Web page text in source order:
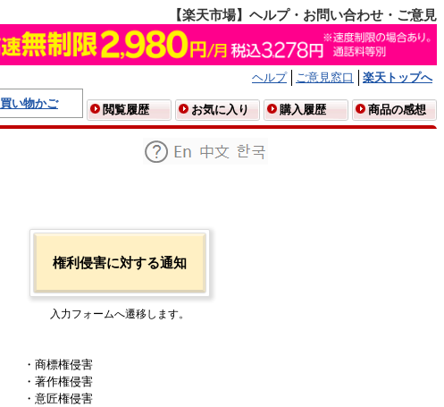
【楽天市場】ヘルプ・お問い合わせ・ご意見
ヘルプ ご意見窓口
楽天トップへ
買い物かご
閲覧履歴 お気に入り 購入履歴 商品の感想
権利侵害に対する通知
入力フォームへ遷移します。
・商標権侵害
・著作権侵害
・意匠権侵害